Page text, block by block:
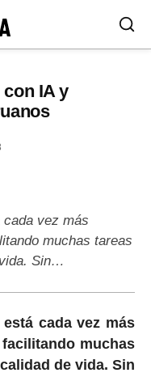
IA y
vez más
muchas tareas
Sin…
cada vez más
muchas
de vida. Sin